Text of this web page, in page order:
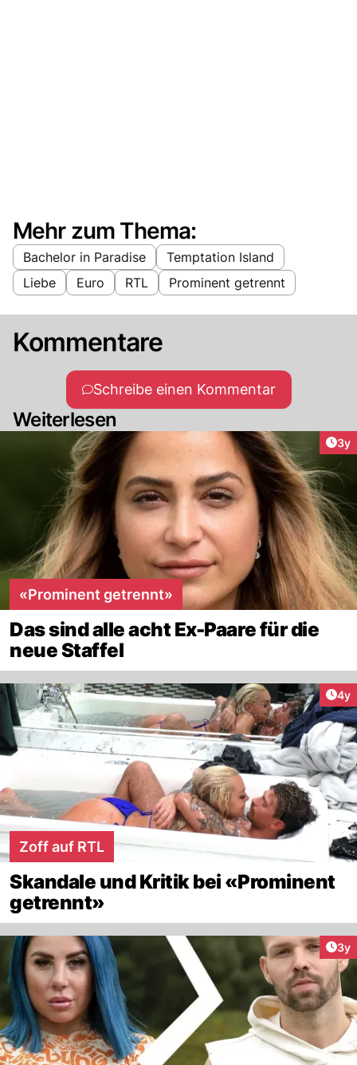
Mehr zum Thema:
Bachelor in Paradise
Temptation Island
Liebe
Euro RTL Prominent getrennt
Kommentare
Schreibe einen Kommentar
Weiterlesen
3y
«Prominent getrennt»
Das sind alle acht Ex-Paare für die
neue Staffel
4y
Zoff auf RTL
Skandale und Kritik bei «Prominent
getrennt»
3y